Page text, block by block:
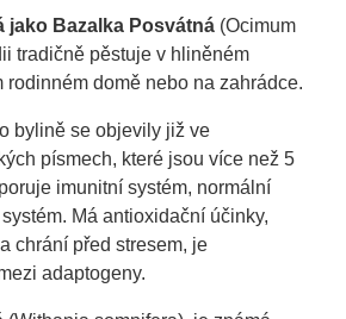
jako Bazalka Posvátná(Ocimum
tradičně pěstuje v hliněném
rodinném domě nebo na zahrádce.
bylině se objevily již ve
písmech, které jsou více než 5
imunitní systém, normální
Má antioxidační účinky,
chrání před stresem, je
adaptogeny.